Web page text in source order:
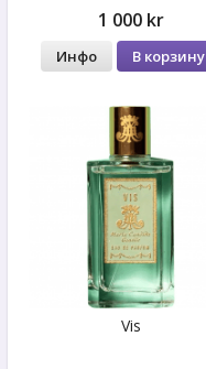
1 000 kr
Инфо В корзину
Vis